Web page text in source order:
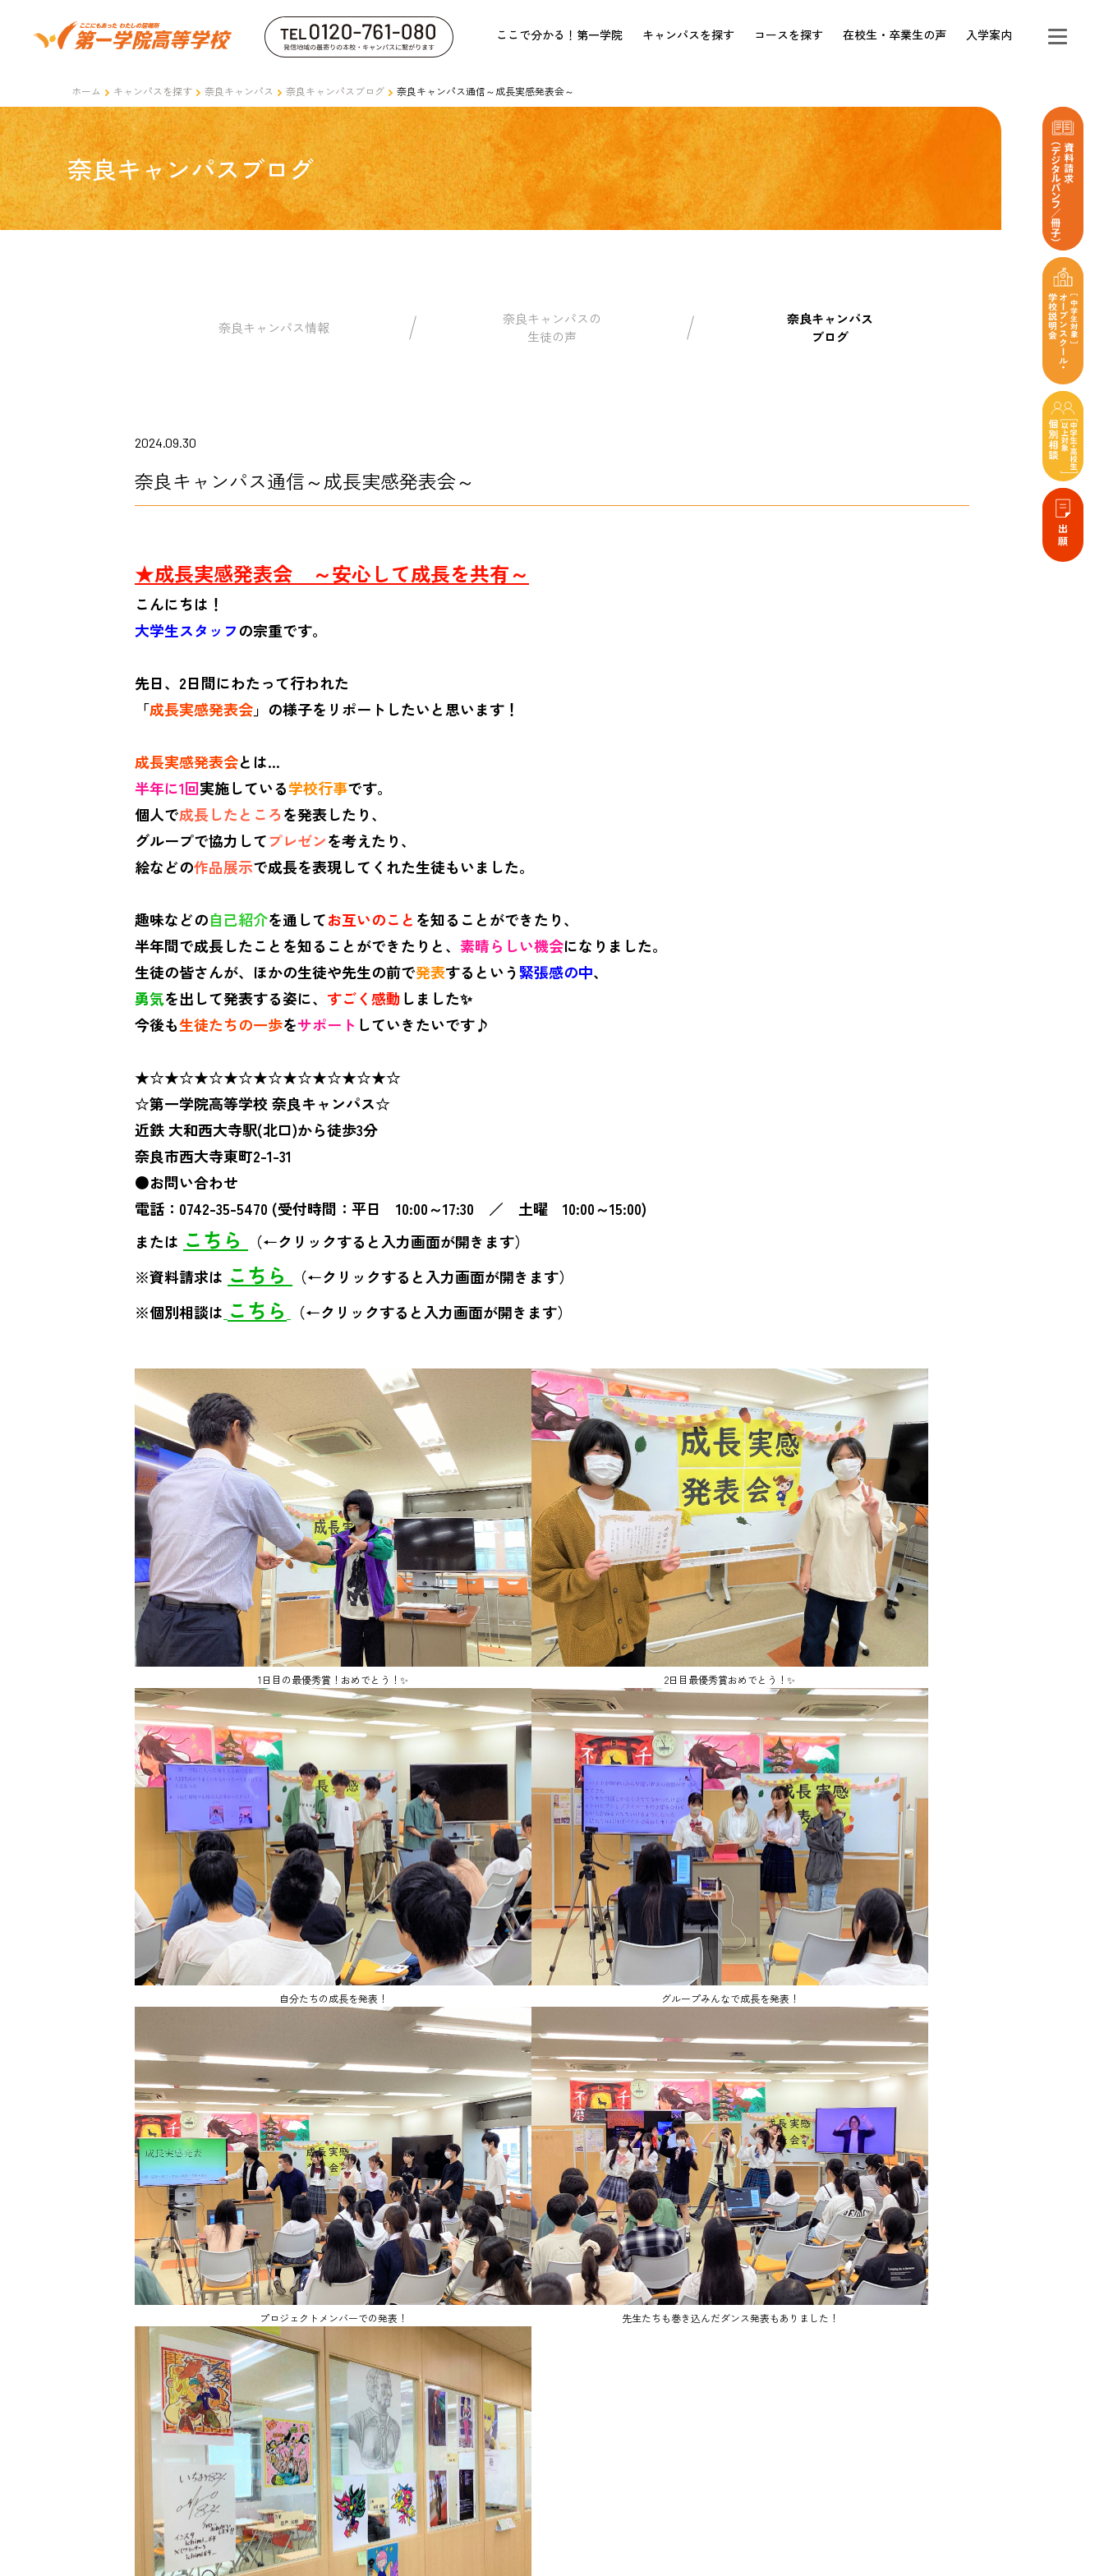
ここで分かる！第一学院 キャンパスを探す コースを探す 在校生・卒業生の声 入学案内
ホーム キャンパスを探す 奈良キャンパス 奈良キャンパスブログ 奈良キャンパス通信～成長実感発表会～
奈良キャンパスブログ
奈良キャンパス情報
奈良キャンパスの
生徒の声
奈良キャンパス
ブログ
2024.09.30
奈良キャンパス通信～成長実感発表会～
★成長実感発表会 ～安心して成長を共有～
こんにちは！
大学生スタッフの宗重です。
先日、2日間にわたって行われた
「成長実感発表会」の様子をリポートしたいと思います！
成長実感発表会とは…
半年に1回実施している学校行事です。
個人で成長したところを発表したり、
グループで協力してプレゼンを考えたり、
絵などの作品展示で成長を表現してくれた生徒もいました。
趣味などの自己紹介を通してお互いのこと を知ることができたり、
半年間で成長したことを知ることができたりと、 素晴らしい機会になりました。
生徒の皆さんが、ほかの生徒や先生の前で発表するという緊張感の中、
勇気を出して発表する姿に、 すごく感動 しました✨
今後も生徒たちの一歩をサポート していきたいです♪
★☆★☆★☆★☆★☆★☆★☆★☆★☆
☆第一学院高等学校 奈良キャンパス☆
近鉄 大和西大寺駅(北口)から徒歩3分
奈良市西大寺東町2-1-31
●お問い合わせ
電話：0742-35-5470 (受付時間：平日 10:00～17:30 ／ 土曜 10:00～15:00)
または こちら
（←クリックすると入力画面が開きます）
※資料請求は こちら
（←クリックすると入力画面が開きます）
※個別相談は こちら （←クリックすると入力画面が開きます）
1日目の最優秀賞！おめでとう！✨ 2日目最優秀賞おめでとう！✨
自分たちの成長を発表！ グループみんなで成長を発表！
プロジェクトメンバーでの発表！ 先生たちも巻き込んだダンス発表もありました！